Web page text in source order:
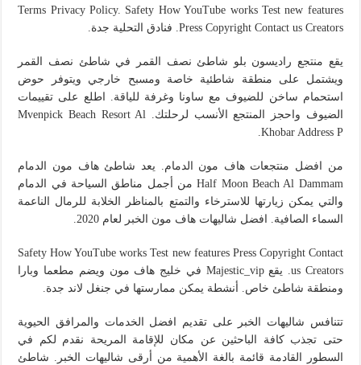
Terms Privacy Policy. Safety How YouTube works Test new features
Press Copyright Contact us Creators. فنادق التحلية جدة.
يقع منتجع راديسون بلو شاطئ نصف القمر في شاطئ نصف القمر
ويشتمل على منطقة شاطئية خاصة ومسبح خارجي ويتوفر حوض
استحمام ساخن للضيوف مع ساونا وغرفة للياقة. اطلع على تقييمات
الضيوف واحجز المنتجع الأنسب لرحلتك. Mvenpick Beach Resort Al
Khobar Address P.
من افضل منتجعات هاف مون الدمام. يعد شاطئ هاف مون الدمام
Half Moon Beach Al Dammam من أجمل مناطق السياحة في الدمام
والتي يمكن زيارتها للاسترخاء والتمتع بالمناظر الخلابة للرمال الناعمة
السماء الصافية. افضل شاليهات هاف مون الخبر لعام 2020.
Safety How YouTube works Test new features Press Copyright Contact
us Creators. يقع Majestic_vip في خليج هاف مون ويضم مطعما وبارا
ومنطقة شاطئ خاص. أنشطة يمكن ممارستها في جنغل لاند جدة.
تتنافس شاليهات الخبر على تقديم افضل الخدمات والمرافق الحيوية
حتى تجذب كافة الباحثين عن مكان للإقامة المريحة نقدم لكم في
السطور القادمة قائمة بالغة الأهمية من أرقى شاليهات الخبر. شاطئ